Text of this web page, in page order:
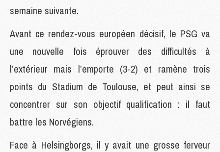
semaine suivante.
Avant ce rendez-vous européen décisif, le PSG va
une nouvelle fois éprouver des difficultés à
l’extérieur mais l’emporte (3-2) et ramène trois
points du Stadium de Toulouse, et peut ainsi se
concentrer sur son objectif qualification : il faut
battre les Norvégiens.
Face à Helsingborgs, il y avait une grosse ferveur